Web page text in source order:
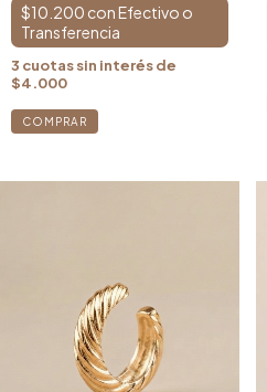
$10.200 con
3 cuotas sin interés de
$4.000